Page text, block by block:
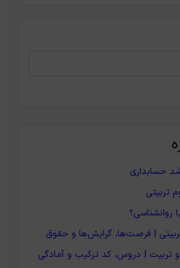
حسابداری
تربیتی
روانشناسی؟
تربیتی | فرصت‌ها، گرایش‌ها و حقوق
تربیت | دروس، کد ترکیب و آمادگی